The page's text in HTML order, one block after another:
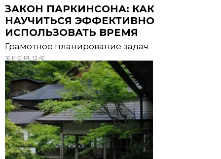
ЗАКОН ПАРКИНСОНА: КАК
НАУЧИТЬСЯ ЭФФЕКТИВНО
ИСПОЛЬЗОВАТЬ ВРЕМЯ
Грамотное планирование задач
16 ИЮНЯ, 12:45